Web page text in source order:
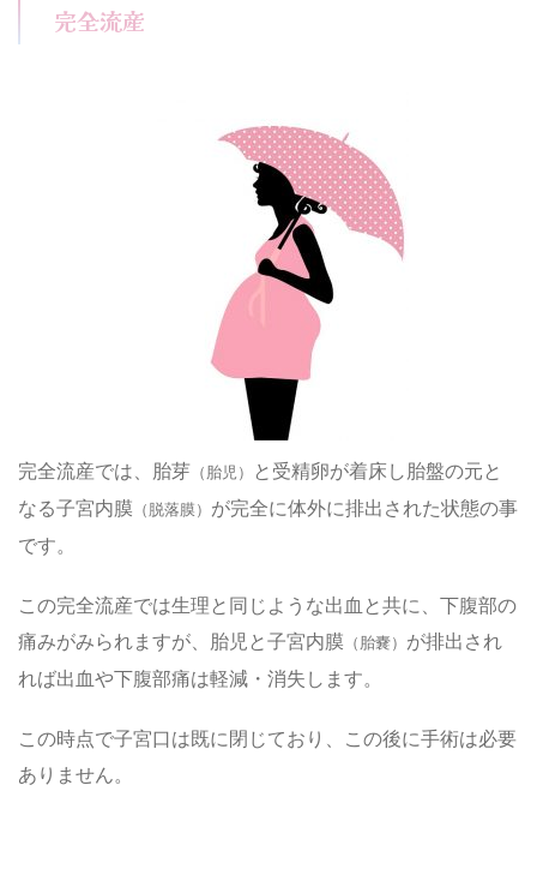
完全流産
完全流産では、胎芽 （胎児） と受精卵が着床し胎盤の元と
なる子宮内膜 （脱落膜） が完全に体外に排出された状態の事
です。
この完全流産では生理と同じような出血と共に、下腹部の
痛みがみられますが、胎児と子宮内膜 （胎嚢） が排出され
れば出血や下腹部痛は軽減・消失します。
この時点で子宮口は既に閉じており、この後に手術は必要
ありません。